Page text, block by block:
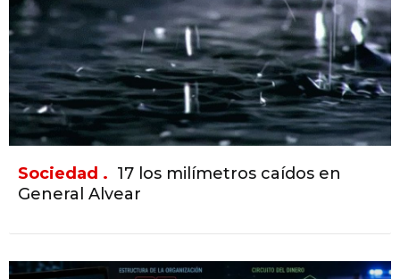
Sociedad . 17 los milímetros caídos en
General Alvear